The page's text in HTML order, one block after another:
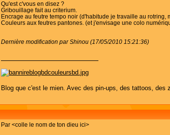
Qu'est c'vous en disez ?
Gribouillage fait au criterium.
Encrage au feutre tempo noir (d'habitude je travaille au
Couleurs aux feutres pantones. (et j'envisage une colo
Dernière modification par Shinou (17/05/2010 15:21:36)
Blog que c'est le mien. Avec des pin-ups, des tattoos,
Par <colle le nom de ton dieu ici>